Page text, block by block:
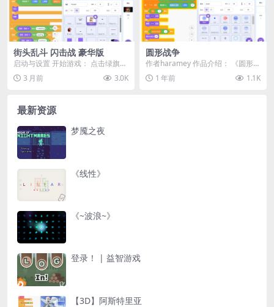
街头乱斗 闪击战 豪华版
启动与设置 开始游戏： 点击绿旗
选项菜单： 点击停止标志 默认操作
（键盘） 动...
3 月前 3.0K
圆形战争
作者haramey 作品介绍： 《圆形战
争》是一款刺激的射击游戏，玩家
通过鼠标控...
1 年前 1.1K
最新资源
梦魇之夜
《线性》
《~波浪~》
登录！ | 益智游戏
【3D】阿斯特里亚